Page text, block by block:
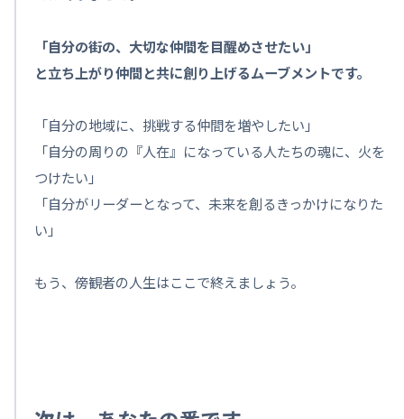
「自分の街の、大切な仲間を目醒めさせたい」
と立ち上がり仲間と共に創り上げるムーブメントです。
「自分の地域に、挑戦する仲間を増やしたい」
「自分の周りの『人在』になっている人たちの魂に、火を
つけたい」
「自分がリーダーとなって、未来を創るきっかけになりた
い」
もう、傍観者の人生はここで終えましょう。